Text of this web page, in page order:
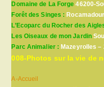
Domaine de La Forge 46200-
Forêt des Singes :
L’Ecoparc du Rocher des
Les Oiseaux de mon Jardin
Parc Animalier : Mazeyrolles –
008-Photos sur la vie de
A-Accueil